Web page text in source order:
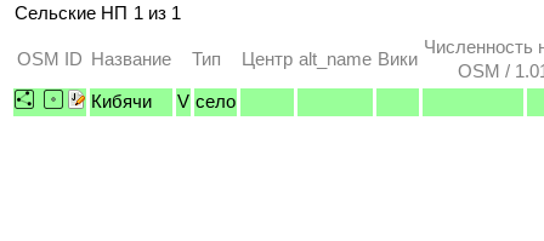
Сельские НП 1 из 1
OSM ID Название Тип Центр alt_name Вики
Численность
OSM /
Кибячи
V село